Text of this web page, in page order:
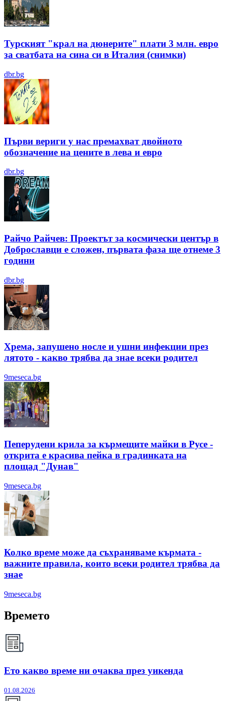
Турският "крал на дюнерите" плати 3 млн. евро
за сватбата на сина си в Италия (снимки)
dbr.bg
Първи вериги у нас премахват двойното
обозначение на цените в лева и евро
dbr.bg
Райчо Райчев: Проектът за космически център в
Доброславци е сложен, първата фаза ще отнеме 3
години
dbr.bg
Хрема, запушено носле и ушни инфекции през
лятотo - какво трябва да знае всеки родител
9meseca.bg
Пеперудени крила за кърмещите майки в Русе -
открита е красива пейка в градинката на
площад "Дунав"
9meseca.bg
Колко време може да съхраняваме кърмата -
важните правила, които всеки родител трябва да
знае
9meseca.bg
Времето
Ето какво време ни очаква през уикенда
01.08.2026